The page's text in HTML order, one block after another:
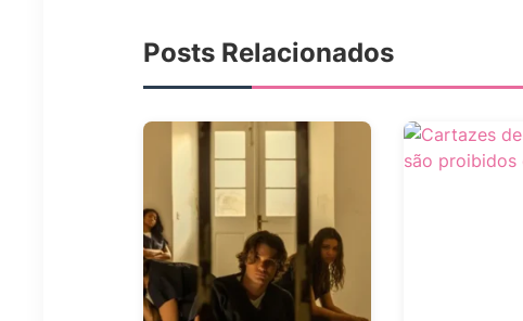
Posts Relacionados